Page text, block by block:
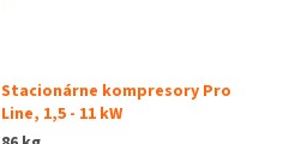
Stacionárne kompresory Pro
Line, 1,5 - 11 kW